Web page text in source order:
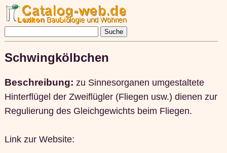
Schwingkölbchen
Beschreibung: zu Sinnesorganen umgestaltete
Hinterflügel der Zweiflügler (Fliegen usw.) dienen zur
Regulierung des Gleichgewichts beim Fliegen.
Link zur Website: